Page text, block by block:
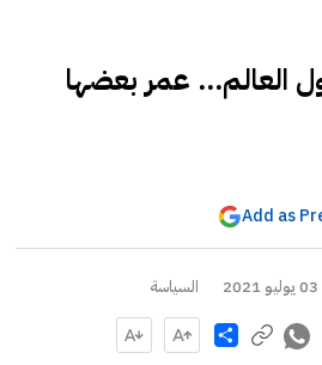
حول العالم... عمر بعضها
Add as
السياسة
Share